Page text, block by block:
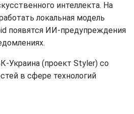
интеллекта. На
локальная модель
появятся ИИ-предупреждения
Украина (проект Styler) со
в сфере технологий